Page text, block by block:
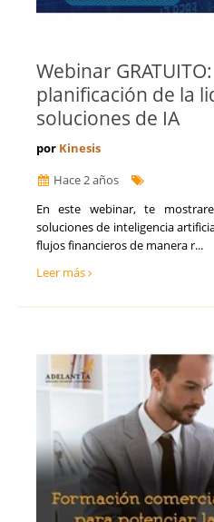
Webinar
planificación de la
soluciones de IA
por Kinesis
Hace 2 años
En este webinar, te
soluciones de inteligencia
flujos financieros de manera r...
Leer más